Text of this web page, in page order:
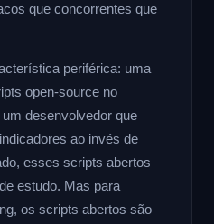
que concorrentes que
periférica: uma
open-source no
desenvolvedor que
ao invés de
esses scripts abertos
estudo. Mas para
os scripts abertos são